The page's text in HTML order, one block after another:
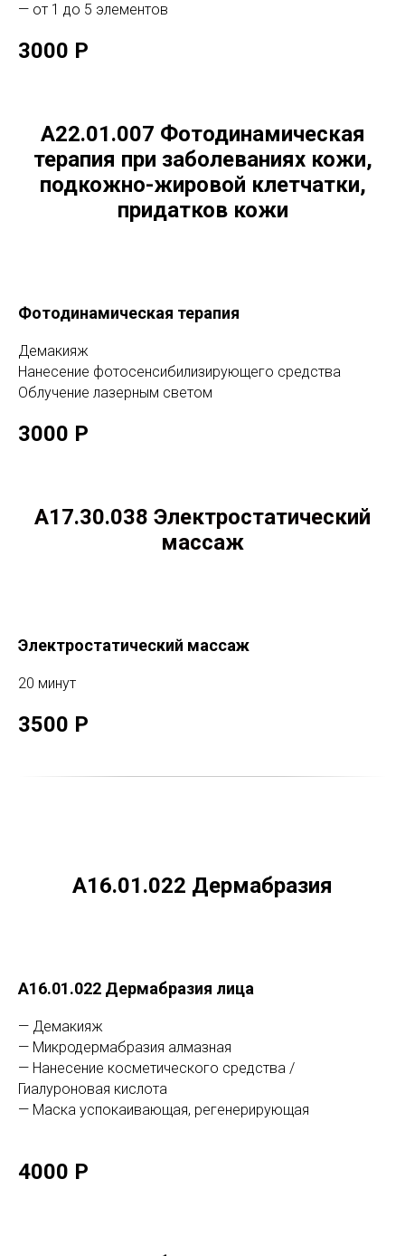
— от 1 до 5 элементов
3000 Р
A22.01.007 Фотодинамическая
терапия при заболеваниях кожи,
подкожно-жировой клетчатки,
придатков кожи
Фотодинамическая терапия
Демакияж
Нанесение фотосенсибилизирующего средства
Облучение лазерным светом
3000 Р
А17.30.038 Электростатический
массаж
Электростатический массаж
20 минут
3500 Р
А16.01.022 Дермабразия
A16.01.022 Дермабразия лица
— Демакияж
— Микродермабразия алмазная
— Нанесение косметического средства /
Гиалуроновая кислота
— Маска успокаивающая, регенерирующая
4000 Р